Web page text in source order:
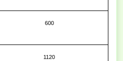
600
1120